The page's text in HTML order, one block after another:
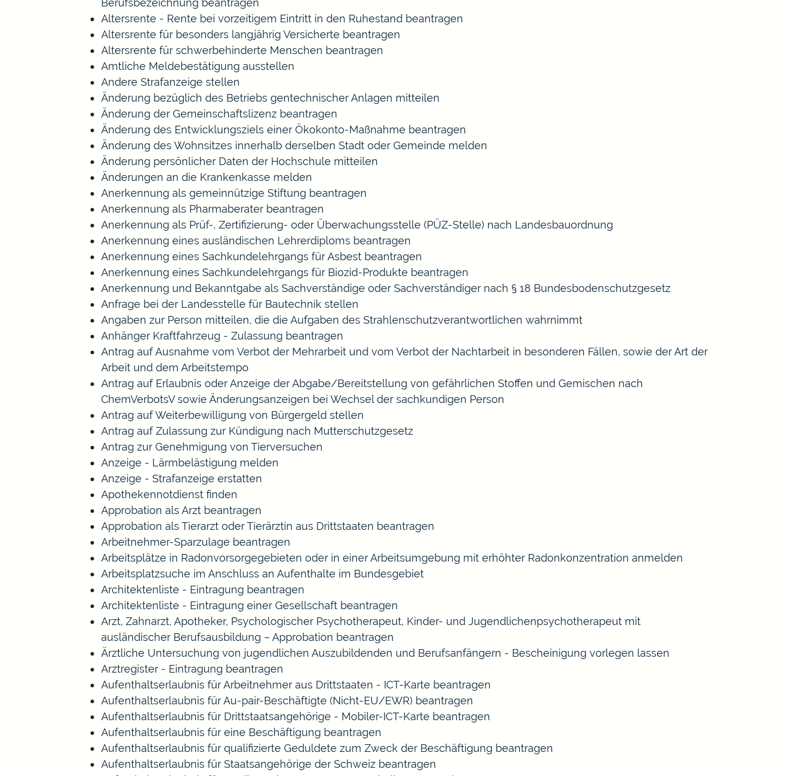
Altersrente - Rente bei vorzeitigem Eintritt in den Ruhestand beantragen
Altersrente für besonders langjährig Versicherte beantragen
Altersrente für schwerbehinderte Menschen beantragen
Amtliche Meldebestätigung ausstellen
Andere Strafanzeige stellen
Änderung bezüglich des Betriebs gentechnischer Anlagen mitteilen
Änderung der Gemeinschaftslizenz beantragen
Änderung des Entwicklungsziels einer Ökokonto-Maßnahme beantragen
Änderung des Wohnsitzes innerhalb derselben Stadt oder Gemeinde melden
Änderung persönlicher Daten der Hochschule mitteilen
Änderungen an die Krankenkasse melden
Anerkennung als gemeinnützige Stiftung beantragen
Anerkennung als Pharmaberater beantragen
Anerkennung als Prüf-, Zertifizierung- oder Überwachungsstelle (PÜZ-Stelle) nach Landesbauordnung
Anerkennung eines ausländischen Lehrerdiploms beantragen
Anerkennung eines Sachkundelehrgangs für Asbest beantragen
Anerkennung eines Sachkundelehrgangs für Biozid-Produkte beantragen
Anerkennung und Bekanntgabe als Sachverständige oder Sachverständiger nach § 18 Bundesbodenschutzgesetz
Anfrage bei der Landesstelle für Bautechnik stellen
Angaben zur Person mitteilen, die die Aufgaben des Strahlenschutzverantwortlichen wahrnimmt
Anhänger Kraftfahrzeug - Zulassung beantragen
Antrag auf Ausnahme vom Verbot der Mehrarbeit und vom Verbot der Nachtarbeit in besonderen Fällen, sowie der Art der
Arbeit und dem Arbeitstempo
Antrag auf Erlaubnis oder Anzeige der Abgabe/Bereitstellung von gefährlichen Stoffen und Gemischen nach
ChemVerbotsV sowie Änderungsanzeigen bei Wechsel der sachkundigen Person
Antrag auf Weiterbewilligung von Bürgergeld stellen
Antrag auf Zulassung zur Kündigung nach Mutterschutzgesetz
Antrag zur Genehmigung von Tierversuchen
Anzeige - Lärmbelästigung melden
Anzeige - Strafanzeige erstatten
Apothekennotdienst finden
Approbation als Arzt beantragen
Approbation als Tierarzt oder Tierärztin aus Drittstaaten beantragen
Arbeitnehmer-Sparzulage beantragen
Arbeitsplätze in Radonvorsorgegebieten oder in einer Arbeitsumgebung mit erhöhter Radonkonzentration anmelden
Arbeitsplatzsuche im Anschluss an Aufenthalte im Bundesgebiet
Architektenliste - Eintragung beantragen
Architektenliste - Eintragung einer Gesellschaft beantragen
Arzt, Zahnarzt, Apotheker, Psychologischer Psychotherapeut, Kinder- und Jugendlichenpsychotherapeut mit
ausländischer Berufsausbildung – Approbation beantragen
Ärztliche Untersuchung von jugendlichen Auszubildenden und Berufsanfängern - Bescheinigung vorlegen lassen
Arztregister - Eintragung beantragen
Aufenthaltserlaubnis für Arbeitnehmer aus Drittstaaten - ICT-Karte beantragen
Aufenthaltserlaubnis für Au-pair-Beschäftigte (Nicht-EU/EWR) beantragen
Aufenthaltserlaubnis für Drittstaatsangehörige - Mobiler-ICT-Karte beantragen
Aufenthaltserlaubnis für eine Beschäftigung beantragen
Aufenthaltserlaubnis für qualifizierte Geduldete zum Zweck der Beschäftigung beantragen
Aufenthaltserlaubnis für Staatsangehörige der Schweiz beantragen